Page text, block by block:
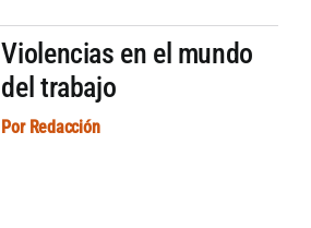
Violencias en el mundo
del trabajo
Por Redacción